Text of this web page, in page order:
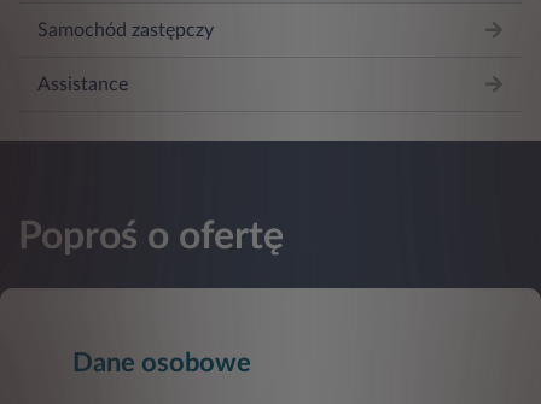
Samochód zastępczy
Assistance
Poproś o ofertę
Dane osobowe